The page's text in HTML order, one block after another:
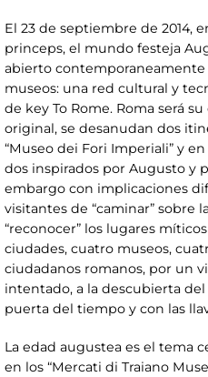
El 23 de septiembre de 2014,
princeps, el mundo festeja
abierto
museos: una red cultural y
de key To Rome. Roma será
original, se desanudan dos
“Museo dei Fori Imperiali” y
dos inspirados por Augusto y
embargo con implicaciones
visitantes de “caminar” sobre
“reconocer” los lugares
ciudades, cuatro museos,
ciudadanos romanos, por un
intentado, a la descubierta
puerta del tiempo y con las
La edad augustea es el tema
en los “Mercati di Traiano